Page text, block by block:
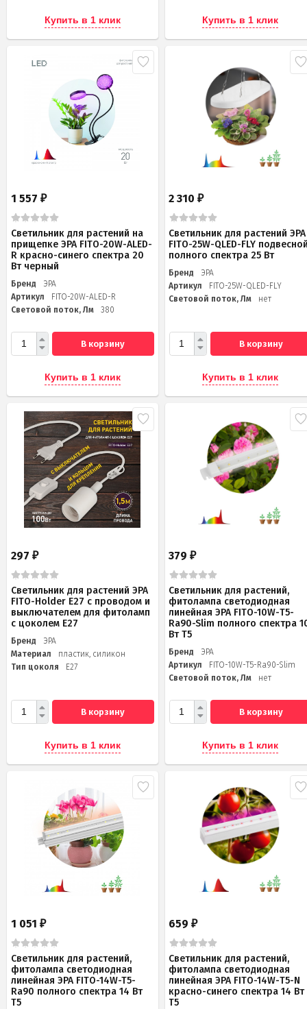
Купить в 1 клик Купить в 1 клик
1 557 ₽
Светильник для растений на
прищепке ЭРА FITO-20W-АLED-
R красно-синего спектра 20
Вт черный
Бренд
ЭРА
Артикул
FITO-20W-АLED-R
Световой поток, Лм
380
В корзину
Купить в 1 клик
2 310₽
Светильник для растений ЭРА
FITO-25W-QLED-FLY
полного спектра 25 Вт
Бренд
ЭРА
Артикул
FITO-25W-QLED-FLY
Световой поток, Лм
нет
В корзину
Купить в 1 клик
297 ₽
Светильник для растений ЭРА
FITO-Holder E27 с проводом и
выключателем для фитоламп
с цоколем Е27
Бренд
ЭРА
Материал
пластик, силикон
Тип цоколя
Е27
В корзину
Купить в 1 клик
379₽
Светильник для растений,
фитолампа светодиодная
линейная ЭРА FITO-10W-Т5-
Ra90-Slim полного спектра
Вт Т5
Бренд
ЭРА
Артикул
FITO-10W-Т5-Ra90-Slim
Световой поток, Лм
нет
В корзину
Купить в 1 клик
1 051 ₽
Светильник для растений,
фитолампа светодиодная
линейная ЭРА FITO-14W-T5-
Ra90 полного спектра 14 Вт
Т5
659₽
Светильник для растений,
фитолампа светодиодная
линейная ЭРА FITO-14W-Т5-N
красно-синего спектра 14 Вт
Т5